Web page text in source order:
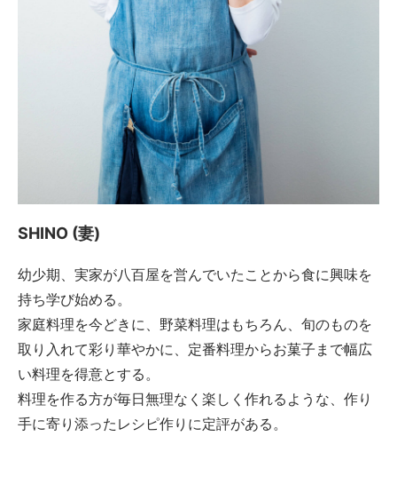
SHINO (妻)
幼少期、実家が八百屋を営んでいたことから食に興味を
持ち学び始める。
家庭料理を今どきに、野菜料理はもちろん、旬のものを
取り入れて彩り華やかに、定番料理からお菓子まで幅広
い料理を得意とする。
料理を作る方が毎日無理なく楽しく作れるような、作り
手に寄り添ったレシピ作りに定評がある。